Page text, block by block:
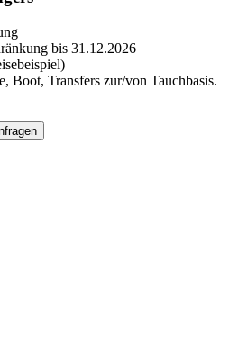
bis 31.12.2026
Boot, Transfers zur/von Tauchbasis.